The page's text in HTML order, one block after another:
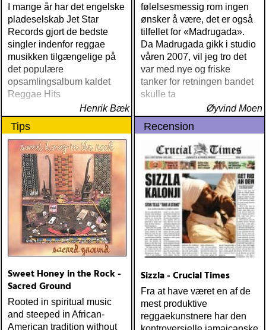
I mange år har det engelske
pladeselskab Jet Star
Records gjort de bedste
singler indenfor reggae
musikken tilgængelige på
det populære
opsamlingsalbum kaldet
Reggae Hits
Henrik Bæk
følelsesmessig rom ingen
ønsker å være, det er også
tilfellet for «Madrugada».
Da Madrugada gikk i studio
våren 2007, vil jeg tro det
var med nye og friske
tanker for retningen bandet
skulle ta
Øyvind Moen
Tips
Sweet Honey in the Rock -
Sacred Ground
Rooted in spiritual music
and steeped in African-
American tradition without
Recension
Sizzla - Crucial Times
Fra at have været en af de
mest produktive
reggaekunstnere har den